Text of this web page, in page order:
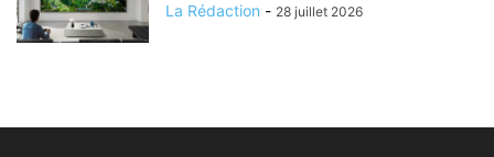
La Rédaction - 28 juillet 2026